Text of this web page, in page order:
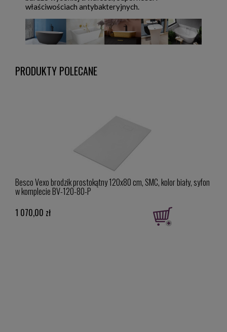
właściwościach antybakteryjnych.
PRODUKTY POLECANE
Besco Vexo brodzik prostokątny 120x80 cm, SMC, kolor biały, syfon
w komplecie BV-120-80-P
1 070,00 zł